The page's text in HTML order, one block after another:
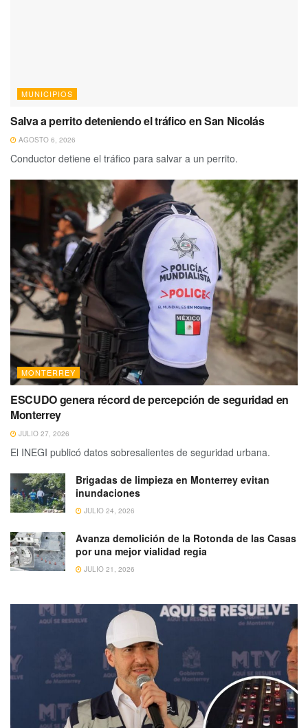
MUNICIPIOS
Salva a perrito deteniendo el tráfico en San Nicolás
AGOSTO 6, 2026
Conductor detiene el tráfico para salvar a un perrito.
MONTERREY
ESCUDO genera récord de percepción de seguridad en
Monterrey
JULIO 27, 2026
El INEGI publicó datos sobresalientes de seguridad urbana.
Brigadas de limpieza en Monterrey evitan
inundaciones
JULIO 24, 2026
Avanza demolición de la Rotonda de las Casas
por una mejor vialidad regia
JULIO 21, 2026